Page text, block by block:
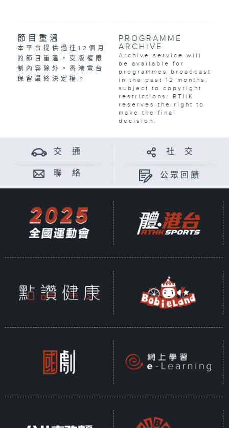
節目重溫
本平台提供過往12個月
的節目重溫，受版權限
制內容除外。香港電台
保留最終決定權。
PROGRAMME
ARCHIVE
Archive service will
be available for
programmes broadcast
in the past 12 months,
subject to copyright
restrictions. RTHK
reserves the right to
make the final
decision.
交 通 社 交
聯 絡 公眾回饋